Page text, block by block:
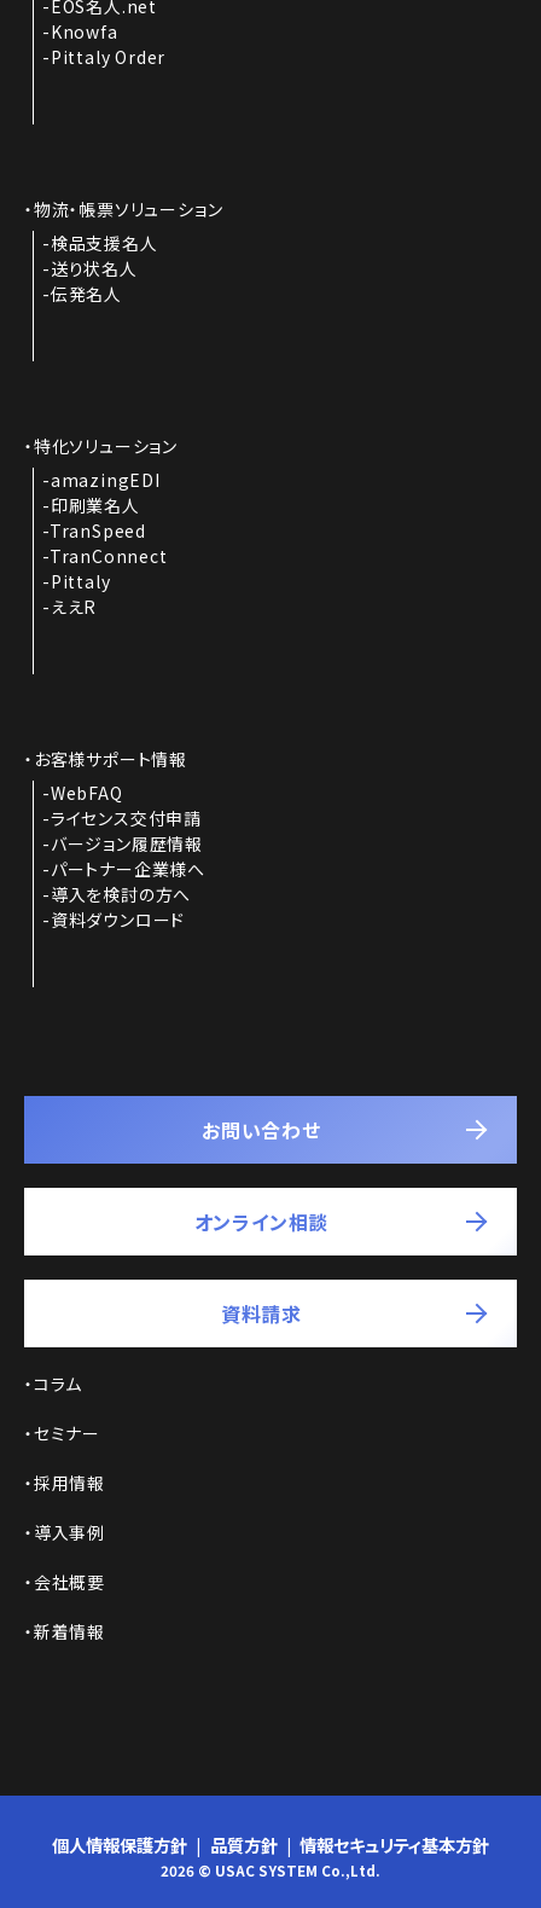
EOS名人.net
Knowfa
Pittaly Order
物流・帳票ソリューション
検品支援名人
送り状名人
伝発名人
特化ソリューション
amazingEDI
印刷業名人
TranSpeed
TranConnect
Pittaly
ええR
お客様サポート情報
WebFAQ
ライセンス交付申請
バージョン履歴情報
パートナー企業様へ
導入を検討の方へ
資料ダウンロード
お問い合わせ
オンライン相談
資料請求
コラム
セミナー
採用情報
導入事例
会社概要
新着情報
個人情報保護方針 品質方針 情報セキュリティ基本方針
2026 © USAC SYSTEM Co.,Ltd.